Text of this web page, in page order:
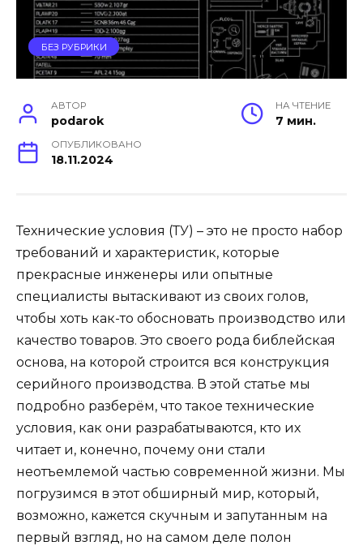
БЕЗ РУБРИКИ
АВТОР
podarok
НА ЧТЕНИЕ
7 мин.
ОПУБЛИКОВАНО
18.11.2024
Технические условия (ТУ) – это не просто набор
требований и характеристик, которые
прекрасные инженеры или опытные
специалисты вытаскивают из своих голов,
чтобы хоть как-то обосновать производство или
качество товаров. Это своего рода библейская
основа, на которой строится вся конструкция
серийного производства. В этой статье мы
подробно разберём, что такое технические
условия, как они разрабатываются, кто их
читает и, конечно, почему они стали
неотъемлемой частью современной жизни. Мы
погрузимся в этот обширный мир, который,
возможно, кажется скучным и запутанным на
первый взгляд, но на самом деле полон